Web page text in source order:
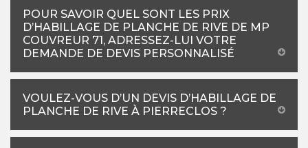
POUR SAVOIR QUEL SONT LES PRIX
D’HABILLAGE DE PLANCHE DE RIVE DE MP
COUVREUR 71, ADRESSEZ-LUI VOTRE
DEMANDE DE DEVIS PERSONNALISÉ
VOULEZ-VOUS D’UN DEVIS D’HABILLAGE DE
PLANCHE DE RIVE À PIERRECLOS ?